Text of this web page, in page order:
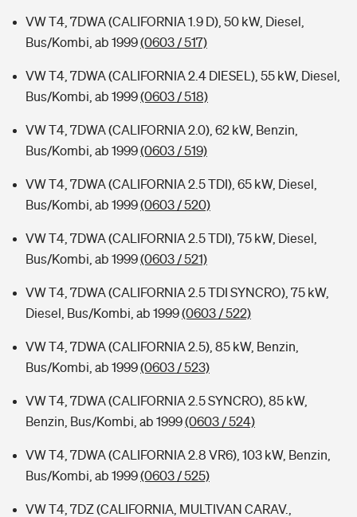
VW T4, 7DWA (CALIFORNIA 1.9 D), 50 kW, Diesel,
Bus/Kombi, ab 1999(0603 / 517)
VW T4, 7DWA (CALIFORNIA 2.4 DIESEL), 55 kW, Diesel,
Bus/Kombi, ab 1999(0603 / 518)
VW T4, 7DWA (CALIFORNIA 2.0), 62 kW, Benzin,
Bus/Kombi, ab 1999(0603 / 519)
VW T4, 7DWA (CALIFORNIA 2.5 TDI), 65 kW, Diesel,
Bus/Kombi, ab 1999(0603 / 520)
VW T4, 7DWA (CALIFORNIA 2.5 TDI), 75 kW, Diesel,
Bus/Kombi, ab 1999(0603 / 521)
VW T4, 7DWA (CALIFORNIA 2.5 TDI SYNCRO), 75 kW,
Diesel, Bus/Kombi, ab 1999(0603 / 522)
VW T4, 7DWA (CALIFORNIA 2.5), 85 kW, Benzin,
Bus/Kombi, ab 1999(0603 / 523)
VW T4, 7DWA (CALIFORNIA 2.5 SYNCRO), 85 kW,
Benzin, Bus/Kombi, ab 1999(0603 / 524)
VW T4, 7DWA (CALIFORNIA 2.8 VR6), 103 kW, Benzin,
Bus/Kombi, ab 1999(0603 / 525)
VW T4, 7DZ (CALIFORNIA, MULTIVAN CARAV.,